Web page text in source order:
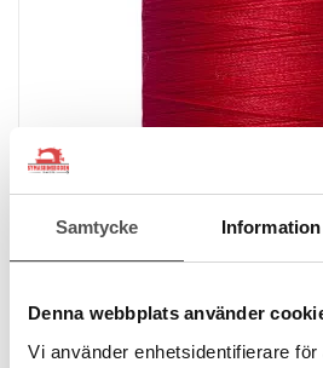
Samtycke Information
Denna webbplats använder
Vi använder enhetsidentifierare